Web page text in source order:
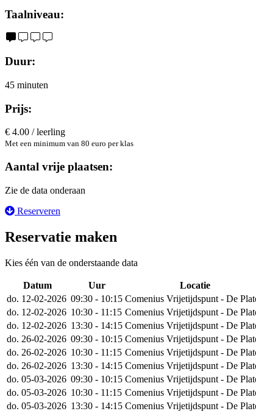
Taalniveau:
Duur:
45 minuten
Prijs:
€ 4.00 / leerling
Met een minimum van 80 euro per klas
Aantal vrije plaatsen:
Zie de data onderaan
Reserveren
Reservatie maken
Kies één van de onderstaande data
Datum Uur Locatie
do. 12-02-2026 09:30 - 10:15 Comenius Vrijetijdspunt - De
do. 12-02-2026 10:30 - 11:15 Comenius Vrijetijdspunt - De
do. 12-02-2026 13:30 - 14:15 Comenius Vrijetijdspunt - De
do. 26-02-2026 09:30 - 10:15 Comenius Vrijetijdspunt - De
do. 26-02-2026 10:30 - 11:15 Comenius Vrijetijdspunt - De
do. 26-02-2026 13:30 - 14:15 Comenius Vrijetijdspunt - De
do. 05-03-2026 09:30 - 10:15 Comenius Vrijetijdspunt - De
do. 05-03-2026 10:30 - 11:15 Comenius Vrijetijdspunt - De
do. 05-03-2026 13:30 - 14:15 Comenius Vrijetijdspunt - De